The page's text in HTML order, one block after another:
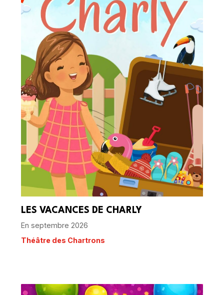
LES VACANCES DE CHARLY
En septembre 2026
Théâtre des Chartrons